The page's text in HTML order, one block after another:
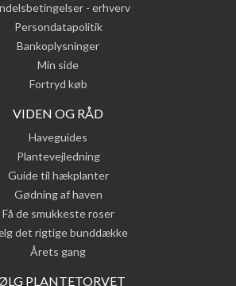
- erhverv
Persondatapolitik
Bankoplysninger
Min side
Fortryd køb
VIDEN OG RÅD
Haveguides
Plantevejledning
Guide til hækplanter
Gødning af haven
Få de smukkeste roser
det rigtige bunddække
Årets gang
PLANTETORVET